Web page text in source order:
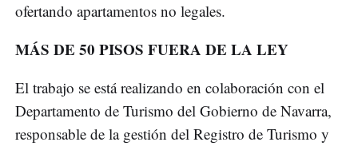
ofertando apartamentos no legales.
MÁS DE 50 PISOS FUERA DE LA LEY
El trabajo se está realizando en colaboración con el
Departamento de Turismo del Gobierno de Navarra,
responsable de la gestión del Registro de Turismo y